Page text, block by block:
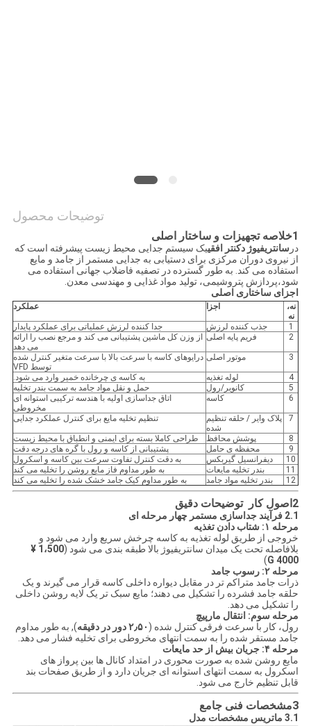
توضیحات محصول
1خلاصه تجهیزات و ساختار اصلی
در سانتریفیوژ دکنتر افقییک سیستم جدایی محیط زیست پیشرفته است که
از نیروی دوران مرکزی برای دستیابی به جدایی مستمر از جامد و مایع
استفاده می کند. به طور گسترده در تصفیه فاضلاب جهانی استفاده می
شود،پردازش پتروشیمی، تولید مواد غذایی و مهندسی معدن.
اجزای ساختاری اصلی
نه،
نه
اجزا عملکرد
1 جذب کننده لرزش
جدا کننده لرزش عملیاتی برای عملکرد پایدار
2
فریم پایه اصلی
از وزن کل ماشین پشتیبانی می کند و مرجع نصب را ارائه
می دهد
3
موتور اصلی درایوهای کاسه با سرعت بالا با سرعت متغیر کنترل شده
توسط VFD
4
لوله تغذیه
به کاسه ی چرخانده خمیر وارد می شود.
5
کانویر/رول
حمل و نقل مواد جامد به سمت بندر تخلیه
6
کاسه
اتاق جداسازی اولیه با هندسه ترکیبی استوانه ای
مخروطی
7
پلاک وایر / حلقه تنظیم
شده
تنظیم تخلیه مایع برای کنترل عملکرد جدایی
8 پوشش محافظ
طراحی کاملا بسته برای ایمنی و انطباق با محیط زیست
9
محفظه ی حامل
پشتیبانی از کاسه و رول با گره های درجه دقت
10
دیفرانسیل گیربکس
به دقت کنترل تفاوت سرعت بین کاسه و اسکرول
11
بندر تخلیه مایعات
به طور مداوم فاز مایع روشن را تخلیه می کند
12
بندر تخلیه مواد جامد به طور مداوم کیک جامد خشک شده را تخلیه می کند
2اصول کار ️ توضیحات دقیق
2.1 فرآیند جداسازی مستمر چهار مرحله ای
مرحله ۱: شتاب دادن تغذیه
خروجی از طریق لوله تغذیه به کاسه چرخش سریع وارد می شود و
بلافاصله تحت یک میدان سانتریفیوژ بالا طبقه بندی می شود (
1،500 ¥
4000 G
)
مرحله ۲: رسوب جامد
ذرات جامد متراکم تر در مقابل دیواره داخلی کاسه قرار می گیرند و یک
حلقه جامد فشرده را تشکیل می دهند؛ مایع سبک تر یک لایه روشن داخلی
را تشکیل می دهد.
مرحله سوم: انتقال مارپیچ
رول، کار با سرعت فرقی کنترل شده ( ۲٫۵۰ دور در دقیقه
), به طور مداوم
جامد مستقر شده را به سمت انتهای مخروطی برای تخلیه فشار می دهد.
مرحله ۴: جریان بیش از حد مایعات
مایع روشن شده به صورت محوری در امتداد کانال ها بین پرواز های
اسکرول به سمت انتهای استوانه ای جریان دارد و از طریق صفحات بند
قابل تنظیم خارج می شود.
3مشخصات فنی جامع
3.1 ماتریس مشخصات مدل